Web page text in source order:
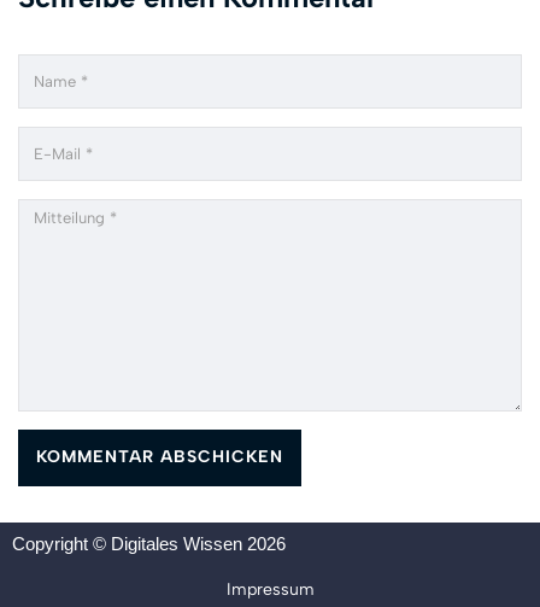
Comment
Copyright © Digitales Wissen 2026
Impressum